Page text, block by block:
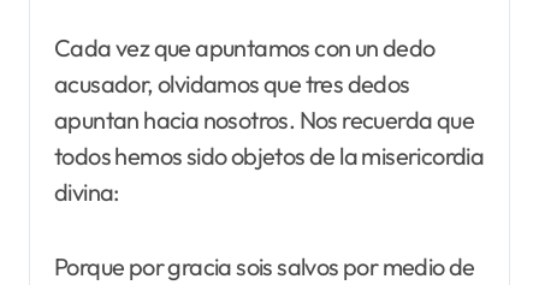
Cada vez que apuntamos con un dedo
acusador, olvidamos que tres dedos
apuntan hacia nosotros. Nos recuerda que
todos hemos sido objetos de la misericordia
divina:
Porque por gracia sois salvos por medio de